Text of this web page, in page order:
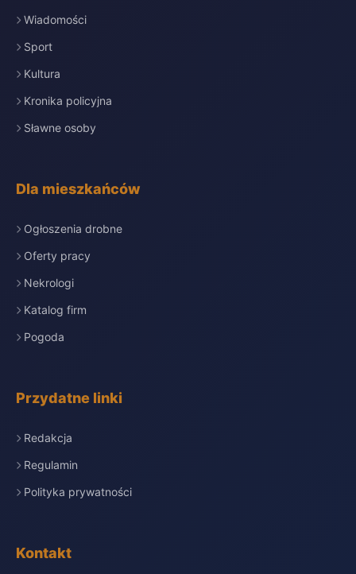
Wiadomości
Sport
Kultura
Kronika policyjna
Sławne osoby
Dla mieszkańców
Ogłoszenia drobne
Oferty pracy
Nekrologi
Katalog firm
Pogoda
Przydatne linki
Redakcja
Regulamin
Polityka prywatności
Kontakt